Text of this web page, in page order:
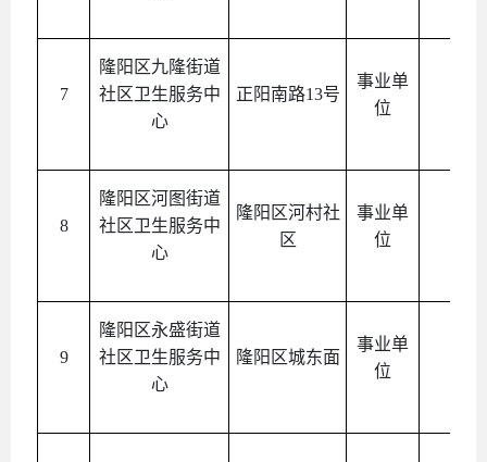
7
隆阳区九隆街道
社区卫生服务中
心
正阳南路13号
事业单
位
8
隆阳区河图街道
社区卫生服务中
心
隆阳区河村社
区
事业单
位
9
隆阳区永盛街道
社区卫生服务中
心
隆阳区城东面
事业单
位